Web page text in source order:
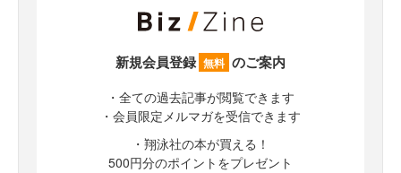
新規会員登録 無料 のご案内
・全ての過去記事が閲覧できます
・会員限定メルマガを受信できます
・翔泳社の本が買える！
500円分のポイントをプレゼント